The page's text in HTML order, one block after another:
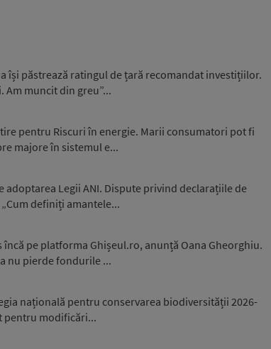
își păstrează ratingul de țară recomandat investițiilor.
Am muncit din greu”...
pentru Riscuri în energie. Marii consumatori pot fi
majore în sistemul e...
adoptarea Legii ANI. Dispute privind declarațiile de
definiți amantele...
pe platforma Ghișeul.ro, anunță Oana Gheorghiu.
nu pierde fondurile ...
națională pentru conservarea biodiversității 2026-
pentru modificări...